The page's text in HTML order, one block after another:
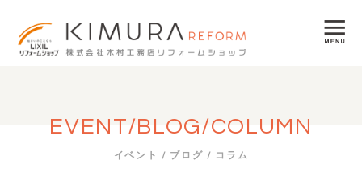
EVENT/BLOG/COLUMN
イベント / ブログ / コラム